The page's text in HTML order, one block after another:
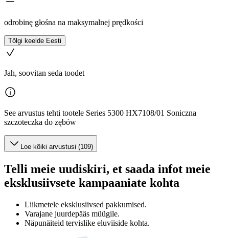
odrobinę głośna na maksymalnej prędkości
Tõlgi keelde Eesti
Jah, soovitan seda toodet
See arvustus tehti tootele Series 5300 HX7108/01 Soniczna
szczoteczka do zębów
Loe kõiki arvustusi (109)
Telli meie uudiskiri, et saada infot meie
eksklusiivsete kampaaniate kohta
Liikmetele eksklusiivsed pakkumised.
Varajane juurdepääs müügile.
Näpunäiteid tervislike eluviiside kohta.